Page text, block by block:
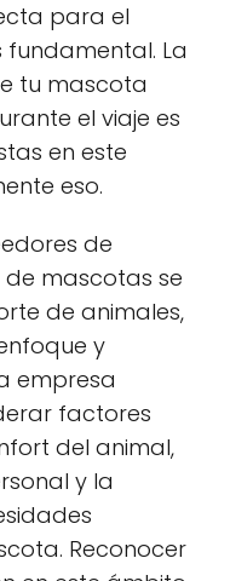
para el
fundamental. La
tu mascota
el viaje es
en este
eso.
de
mascotas se
de animales,
y
empresa
factores
del animal,
y la
Reconocer